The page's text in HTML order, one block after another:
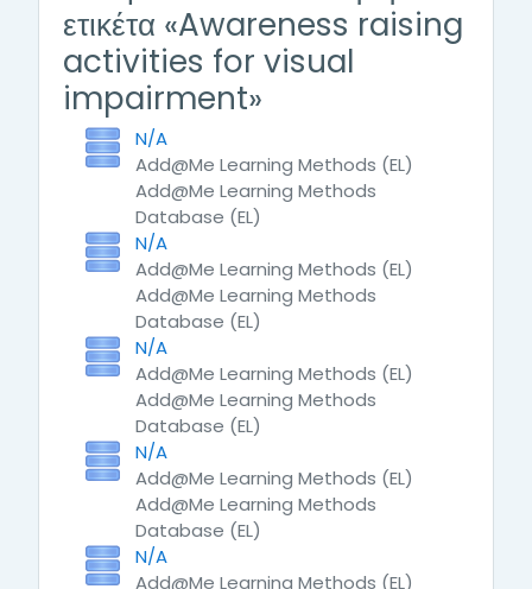
ετικέτα «Awareness raising
activities for visual
impairment»
N/A
Add@Me Learning Methods (EL)
Add@Me Learning Methods
Database (EL)
N/A
Add@Me Learning Methods (EL)
Add@Me Learning Methods
Database (EL)
N/A
Add@Me Learning Methods (EL)
Add@Me Learning Methods
Database (EL)
N/A
Add@Me Learning Methods (EL)
Add@Me Learning Methods
Database (EL)
N/A
Add@Me Learning Methods (EL)